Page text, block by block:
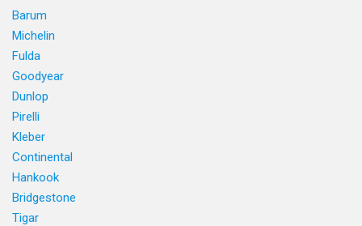
Barum
Michelin
Fulda
Goodyear
Dunlop
Pirelli
Kleber
Continental
Hankook
Bridgestone
Tigar